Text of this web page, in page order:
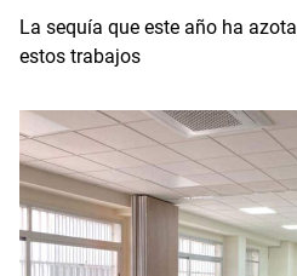
La sequía que este año ha
estos trabajos